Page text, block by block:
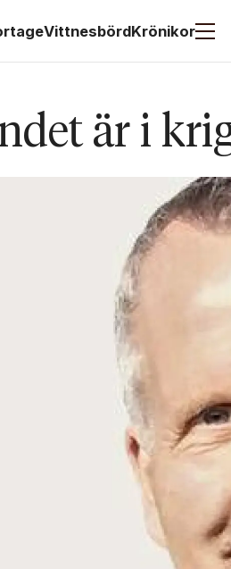
VittnesbördKrönikor
är i